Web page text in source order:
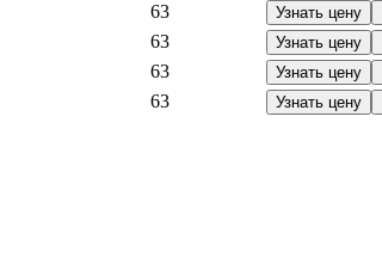
63 Узнать цену
63 Узнать цену
63 Узнать цену
63 Узнать цену